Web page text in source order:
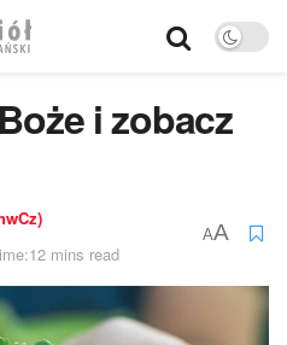
i zobacz
mins read
AA